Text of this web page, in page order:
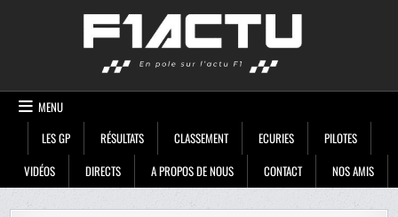
MENU
LES GP
RÉSULTATS CLASSEMENT ECURIES
PILOTES
VIDÉOS
DIRECTS A PROPOS DE NOUS CONTACT NOS AMIS